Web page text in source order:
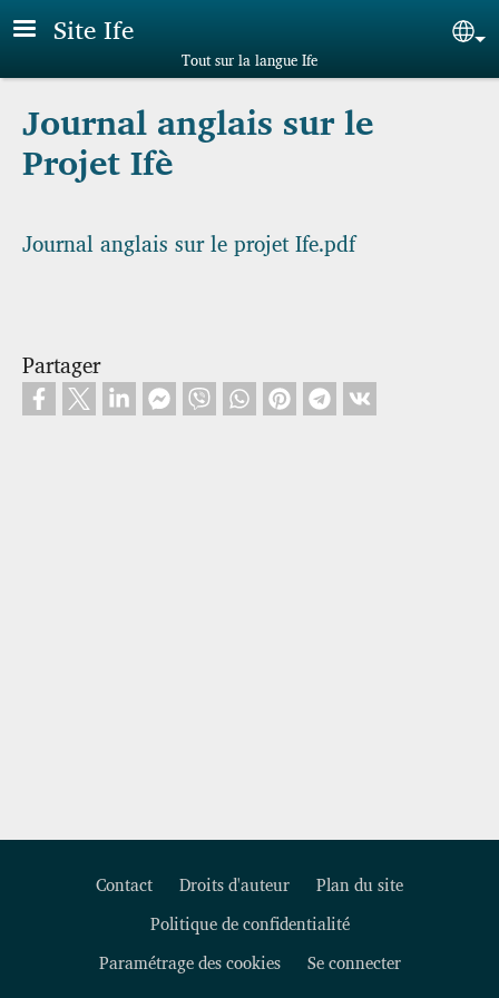
Aller au contenu principal
Site Ife
Tout sur la langue Ife
Journal anglais sur le
Projet Ifè
Journal anglais sur le projet Ife.pdf
Partager
Footer
Contact Droits d'auteur
Plan du site
Politique de confidentialité
Paramétrage des cookies
Se connecter